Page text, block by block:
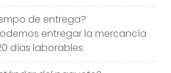
de entrega?
entregar la mercancía
días laborables.